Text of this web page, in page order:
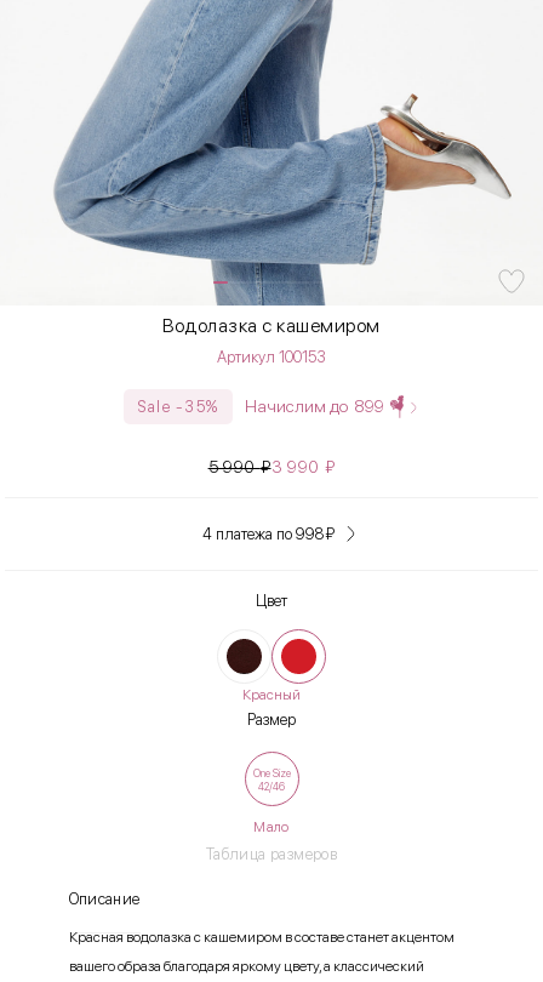
Водолазка с кашемиром
Артикул 100153
Sale -35% Начислим до 899
5 990₽3 990 ₽
4 платежа по 998₽
Цвет
Красный
Размер
Таблица размеров
One Size
42/46
Мало
Описание
Красная водолазка с кашемиром в составе станет акцентом
вашего образа благодаря яркому цвету, а классический